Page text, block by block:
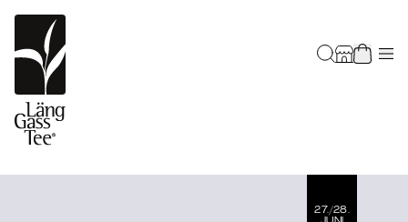
27./28.